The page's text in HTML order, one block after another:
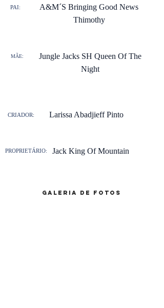
PAI:
A&M´S Bringing Good News
Thimothy
MÃE:
Jungle Jacks SH Queen Of The
Night
Larissa Abadjieff Pinto
CRIADOR:
PROPRIETÁRIO: Jack King Of Mountain
galeria de fotos